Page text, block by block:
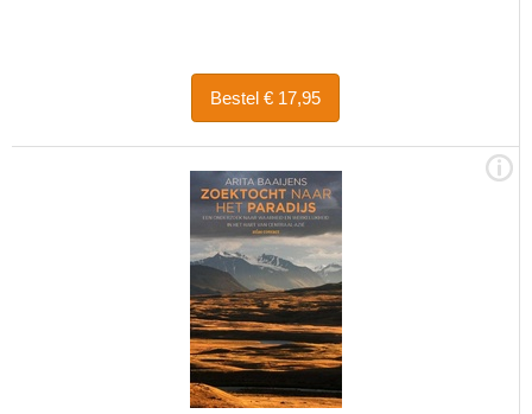
Bestel € 17,95